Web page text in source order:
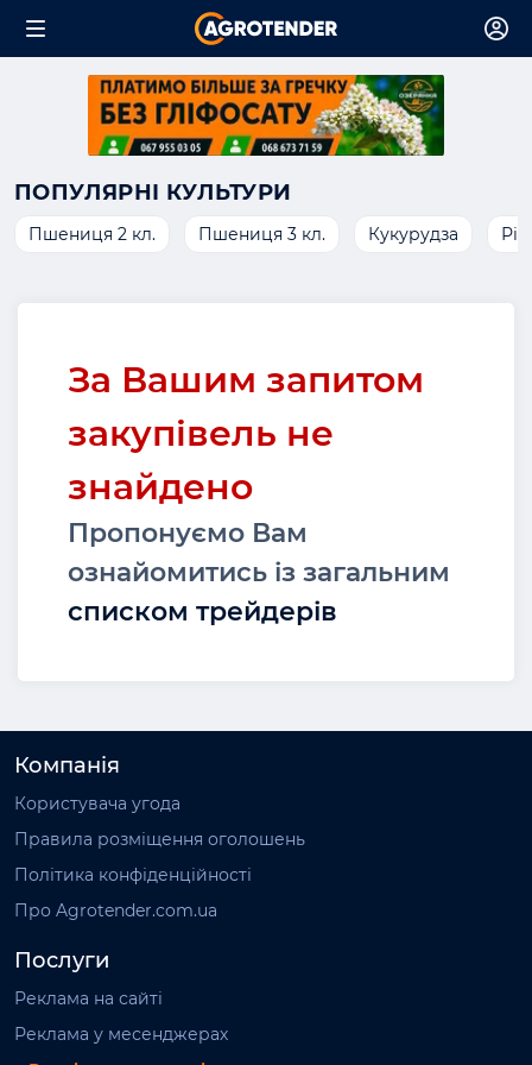
ПОПУЛЯРНІ КУЛЬТУРИ
Пшениця 2 кл. Пшениця 3 кл. Кукурудза
За Вашим запитом
закупівель не
знайдено
Пропонуємо Вам
ознайомитись із загальним
списком трейдерів
Компанія
Користувача угода
Правила розміщення оголошень
Політика конфіденційності
Про Agrotender.com.ua
Послуги
Реклама на сайті
Реклама у месенджерах